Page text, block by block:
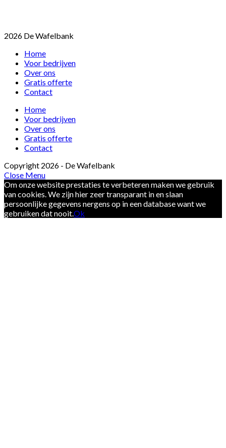
2026 De Wafelbank
Home
Voor bedrijven
Over ons
Gratis offerte
Contact
Home
Voor bedrijven
Over ons
Gratis offerte
Contact
Copyright 2026 - De Wafelbank
Close Menu
Om onze website prestaties te verbeteren maken we gebruik
van cookies. We zijn hier zeer transparant in en slaan
persoonlijke gegevens nergens op in een database want we
gebruiken dat nooit.Ok